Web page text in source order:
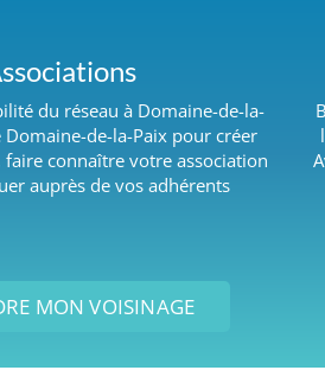
du réseau à Domaine-de-la-
de-la-Paix pour créer
faire connaître votre association
auprès de vos adhérents
MON VOISINAGE